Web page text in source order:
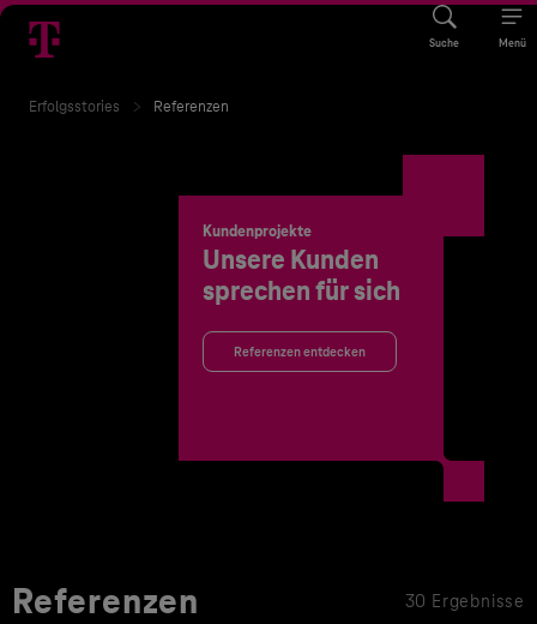
Suche Menü
Erfolgsstories Referenzen
Kundenprojekte
Unsere Kunden
sprechen für sich
Referenzen entdecken
Referenzen 30 Ergebnisse